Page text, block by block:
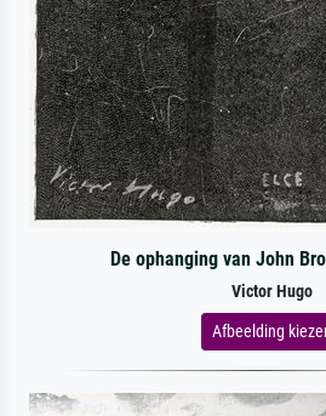
De ophanging van John
Victor Hugo
Afbeelding